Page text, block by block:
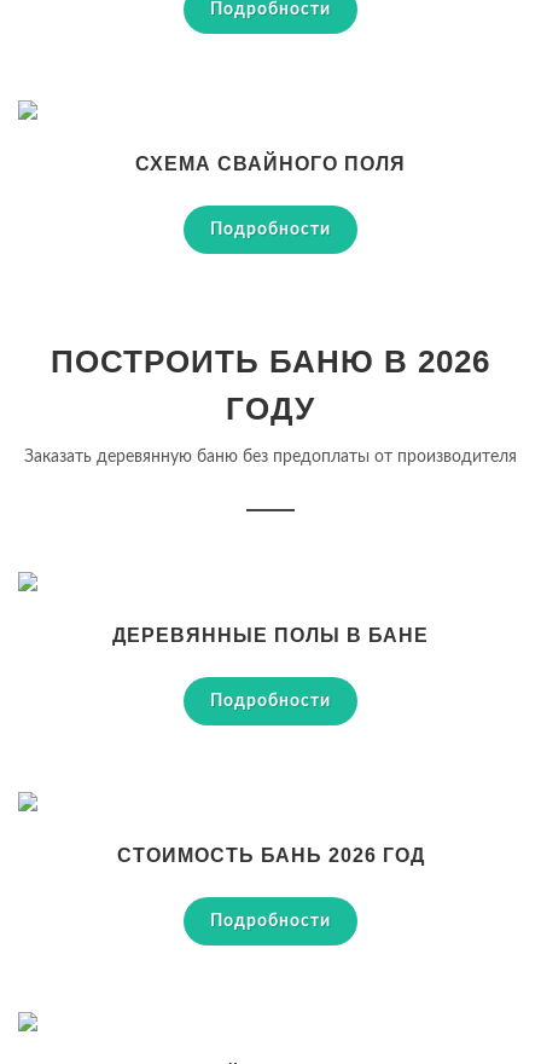
Подробности
СХЕМА СВАЙНОГО ПОЛЯ
Подробности
ПОСТРОИТЬ БАНЮ В 2026
ГОДУ
Заказать деревянную баню без предоплаты от производителя
ДЕРЕВЯННЫЕ ПОЛЫ В БАНЕ
Подробности
СТОИМОСТЬ БАНЬ 2026 ГОД
Подробности